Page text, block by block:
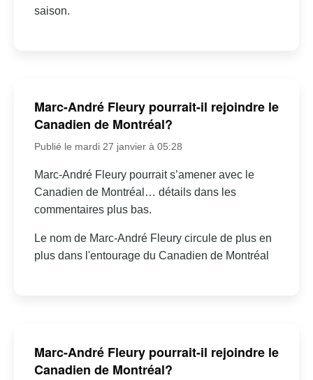
saison.
Marc-André Fleury pourrait-il rejoindre le
Canadien de Montréal?
Publié le mardi 27 janvier à 05:28
Marc-André Fleury pourrait s’amener avec le
Canadien de Montréal… détails dans les
commentaires plus bas.
Le nom de Marc-André Fleury circule de plus en
plus dans l'entourage du Canadien de Montréal
Marc-André Fleury pourrait-il rejoindre le
Canadien de Montréal?